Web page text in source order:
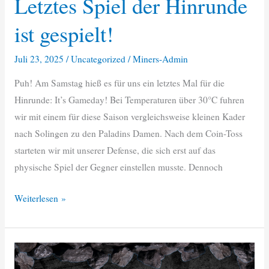
ist gespielt!
Juli 23, 2025 /Uncategorized /Miners-Admin
Puh! Am Samstag hieß es für uns ein letztes Mal für die
Hinrunde: It’s Gameday! Bei Temperaturen über 30°C fuhren
wir mit einem für diese Saison vergleichsweise kleinen Kader
nach Solingen zu den Paladins Damen. Nach dem Coin-Toss
starteten wir mit unserer Defense, die sich erst auf das
physische Spiel der Gegner einstellen musste. Dennoch
Letztes
der
Hinrunde
ist
Weiterlesen »